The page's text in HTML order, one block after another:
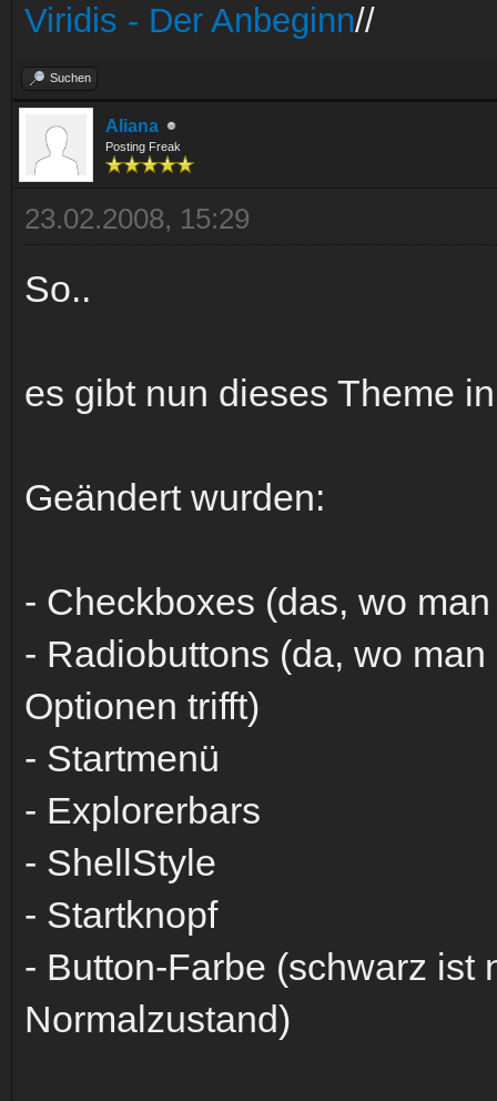
Viridis - Der Anbeginn//
Suchen
Aliana
Posting Freak
23.02.2008, 15:29
So..
es gibt nun dieses Theme
Geändert wurden:
- Checkboxes (das, wo
- Radiobuttons (da, wo
Optionen trifft)
- Startmenü
- Explorerbars
- ShellStyle
- Startknopf
- Button-Farbe (schwarz ist
Normalzustand)